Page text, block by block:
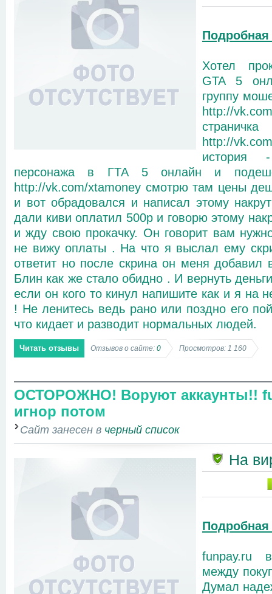
Хотел
GTA 5
группу
http://
http://
история
персонажа в ГТА 5 онлайн и
http://vk.com/xtamoney смотрю там цены
и вот обрадовался и написал этому
дали киви оплатил 500р и говорю этому
и жду свою прокачку. Он говорит вам
не вижу оплаты . На что я выслал ему
ответит но после скрина он меня добавил
Блин как же стало обидно . И вернуть
если он кого то кинул напишите как и я на
! Не ленитесь ведь рано или поздно его
что кидает и разводит нормальных людей.
Читать отзывы Отзывов о сайте: 0 Просмотров: 1 160
ОСТОРОЖНО! Воруют аккаунты!!
игнор потом
Сайт занесен в черный список
На
funpay.ru
между
Думал